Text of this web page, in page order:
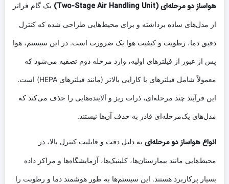
هواساز دو مرحله‌ای (Two-Stage Air Handling Unit) یک گام فراتر
از مدل‌های ساده برداشته و برای محیط‌هایی طراحی شده که کنترل
دقیق دما، رطوبت و کیفیت هوا یک ضرورت است. در این سیستم، هوا
پس از عبور از فیلترهای اولیه، وارد مرحله دوم تصفیه می‌شود که
معمولاً شامل فیلترهای با کارایی بالاتر (مانند فیلترهای HEPA) است.
این فرآیند چند مرحله‌ای، ذرات ریز و آلاینده‌هایی را حذف می‌کند که
مدل‌های یک‌مرحله‌ای قادر به حذف آن‌ها نیستند.
انواع هواساز دو مرحله‌ای به دلیل دقت و قابلیت کنترل بالا، در
محیط‌هایی مانند بیمارستان‌ها، کلینیک‌ها، آزمایشگاه‌ها و مراکز داده
بسیار پرکاربرد هستند. این سیستم‌ها به طور هوشمند دما و رطوبت را